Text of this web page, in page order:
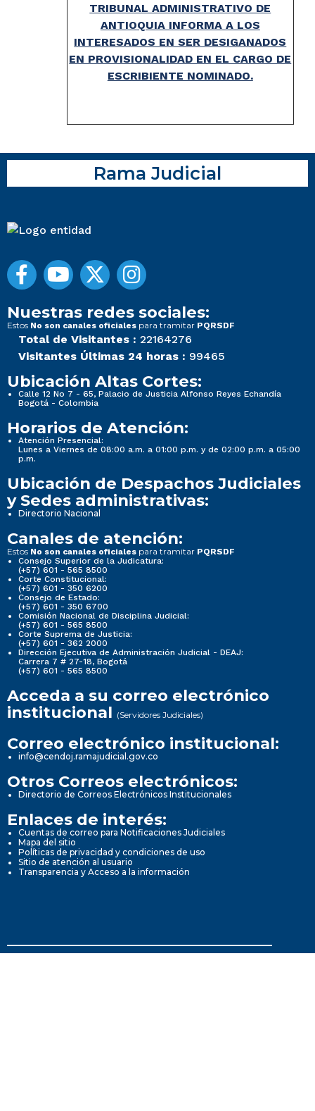
TRIBUNAL ADMINISTRATIVO DE
ANTIOQUIA INFORMA A LOS
INTERESADOS EN SER DESIGANADOS
EN PROVISIONALIDAD EN EL CARGO DE
ESCRIBIENTE NOMINADO.
Rama Judicial
Nuestras redes sociales:
Estos No son canales oficiales para tramitar PQRSDF
Total de Visitantes : 22164276
Visitantes Últimas 24 horas : 99465
Ubicación Altas Cortes:
Calle 12 No 7 - 65, Palacio de Justicia Alfonso Reyes Echandía
Bogotá - Colombia
Horarios de Atención:
Atención Presencial:
Lunes a Viernes de 08:00 a.m. a 01:00 p.m. y de 02:00 p.m. a 05:00
p.m.
Ubicación de Despachos Judiciales
y Sedes administrativas:
Directorio Nacional
Canales de atención:
Estos No son canales oficiales para tramitar PQRSDF
Consejo Superior de la Judicatura:
(+57) 601 - 565 8500
Corte Constitucional:
(+57) 601 - 350 6200
Consejo de Estado:
(+57) 601 - 350 6700
Comisión Nacional de Disciplina Judicial:
(+57) 601 - 565 8500
Corte Suprema de Justicia:
(+57) 601 - 362 2000
Dirección Ejecutiva de Administración Judicial - DEAJ:
Carrera 7 # 27-18, Bogotá
(+57) 601 - 565 8500
Acceda a su correo electrónico
institucional (Servidores Judiciales)
Correo electrónico institucional:
info@cendoj.ramajudicial.gov.co
Otros Correos electrónicos:
Directorio de Correos Electrónicos Institucionales
Enlaces de interés:
Cuentas de correo para Notificaciones Judiciales
Mapa del sitio
Políticas de privacidad y condiciones de uso
Sitio de atención al usuario
Transparencia y Acceso a la información